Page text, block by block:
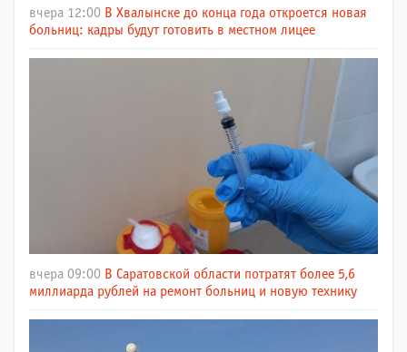
вчера 12:00 В Хвалынске до конца года откроется новая
больниц: кадры будут готовить в местном лицее
вчера 09:00 В Саратовской области потратят более 5,6
миллиарда рублей на ремонт больниц и новую технику